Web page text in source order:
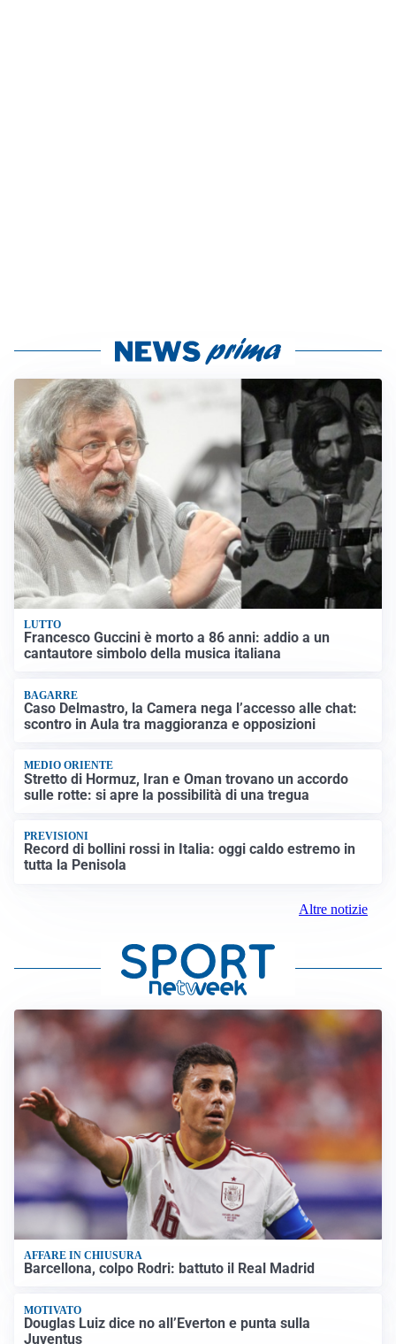
LUTTO
Francesco Guccini è morto a 86 anni: addio a un
cantautore simbolo della musica italiana
BAGARRE
Caso Delmastro, la Camera nega l’accesso alle chat:
scontro in Aula tra maggioranza e opposizioni
MEDIO ORIENTE
Stretto di Hormuz, Iran e Oman trovano un accordo
sulle rotte: si apre la possibilità di una tregua
PREVISIONI
Record di bollini rossi in Italia: oggi caldo estremo in
tutta la Penisola
Altre notizie
AFFARE IN CHIUSURA
Barcellona, colpo Rodri: battuto il Real Madrid
MOTIVATO
Douglas Luiz dice no all’Everton e punta sulla
Juventus